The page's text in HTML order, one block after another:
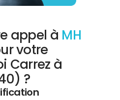
appel à MH
votre
Carrez à
?